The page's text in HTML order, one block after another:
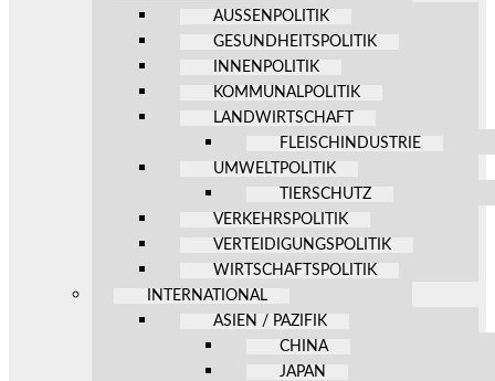
AUSSENPOLITIK
GESUNDHEITSPOLITIK
INNENPOLITIK
KOMMUNALPOLITIK
LANDWIRTSCHAFT
FLEISCHINDUSTRIE
UMWELTPOLITIK
TIERSCHUTZ
VERKEHRSPOLITIK
VERTEIDIGUNGSPOLITIK
WIRTSCHAFTSPOLITIK
INTERNATIONAL
ASIEN / PAZIFIK
CHINA
JAPAN